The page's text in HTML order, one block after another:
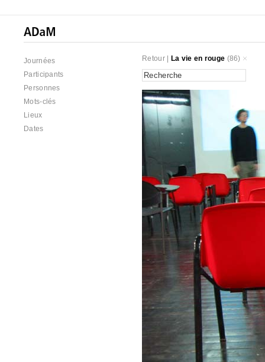
Journées
Participants
Personnes
Mots-clés
Lieux
Dates
Retour| La vie en rouge (86)